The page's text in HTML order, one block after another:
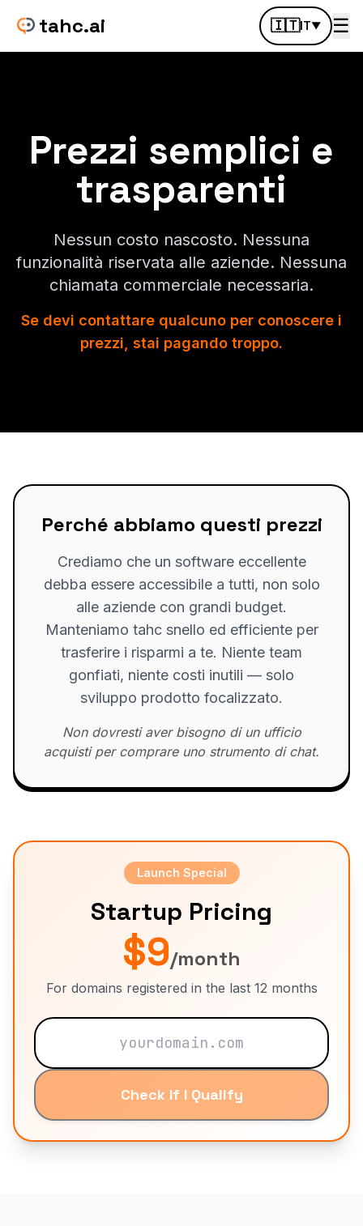
tahc.ai 🇮🇹IT▼ ☰
Prezzi semplici e
trasparenti
Nessun costo nascosto. Nessuna
funzionalità riservata alle aziende. Nessuna
chiamata commerciale necessaria.
Se devi contattare qualcuno per conoscere i
prezzi, stai pagando troppo.
Perché abbiamo questi prezzi
Crediamo che un software eccellente
debba essere accessibile a tutti, non solo
alle aziende con grandi budget.
Manteniamo tahc snello ed efficiente per
trasferire i risparmi a te. Niente team
gonfiati, niente costi inutili — solo
sviluppo prodotto focalizzato.
Non dovresti aver bisogno di un ufficio
acquisti per comprare uno strumento di chat.
Launch Special
Startup Pricing
$9/month
For domains registered in the last 12 months
Check If I Qualify